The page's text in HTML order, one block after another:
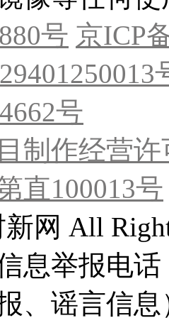
号 京ICP
号
制作经营
直100013号
网 All
息举报电
、谣言信